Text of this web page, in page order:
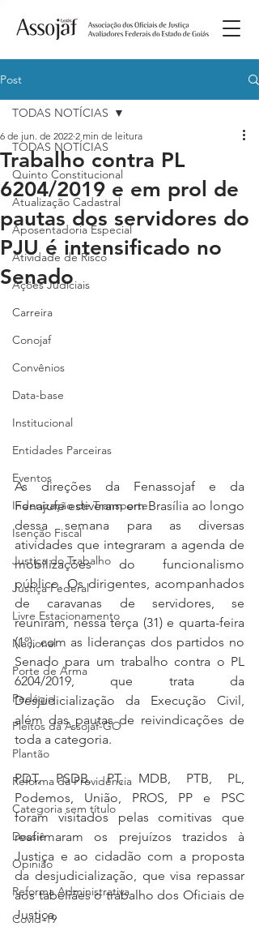
Post
TODAS NOTÍCIAS
Quinto Constitucional
Atualização Cadastral
Aposentadoria Especial
Atividade de Risco
Ações Judiciais
Carreira
Conojaf
Convênios
Data-base
Institucional
Entidades Parceiras
Eventos
Indenização de Transporte
Isenção Fiscal
Justiça do Trabalho
Justiça Federal
Livre Estacionamento
Nacional
Porte de Arma
Pedágio
Pleitos da Assojaf-GO
Plantão
Reforma da Previdência
Categoria sem título
Dossiê
Opinião
Reforma Administrativa
Covid-19
TODAS NOTÍCIAS
Trabalho contra PL
6204/2019 e em prol de
pautas dos servidores do
PJU é intensificado no
Senado
6 de jun. de 2022 2 min de leitura
As direções da Fenassojaf e da
Fenajufe estiveram em Brasília ao longo
dessa semana para as diversas
atividades que integraram a agenda de
mobilizações do funcionalismo
público. Os dirigentes, acompanhados
de caravanas de servidores, se
reuniram, nessa terça (31) e quarta-feira
(1º), com as lideranças dos partidos no
Senado para um trabalho contra o PL
6204/2019, que trata da
Desjudicialização da Execução Civil,
além das pautas de reivindicações de
toda a categoria.
PDT, PSDB, PT, MDB, PTB, PL,
Podemos, União, PROS, PP e PSC
foram visitados pelas comitivas que
reafirmaram os prejuízos trazidos à
Justiça e ao cidadão com a proposta
da desjudicialização, que visa repassar
aos tabeliães o trabalho dos Oficiais de
Justiça.